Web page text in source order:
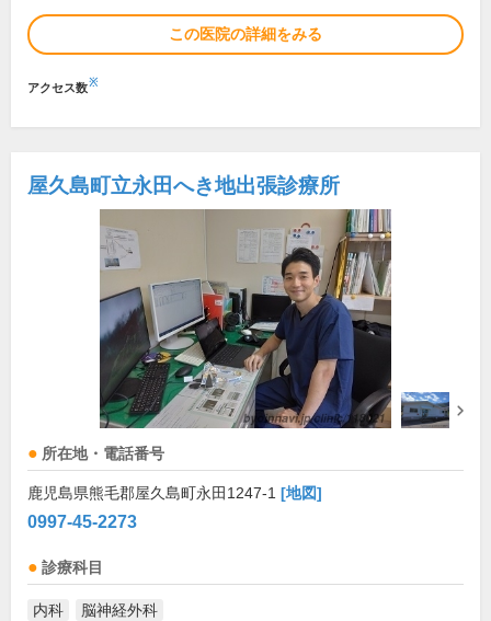
この医院の詳細をみる
アクセス数※
屋久島町立永田へき地出張診療所
所在地・電話番号
鹿児島県熊毛郡屋久島町永田1247-1 [地図]
0997-45-2273
診療科目
内科 脳神経外科